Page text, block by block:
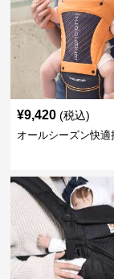
¥9,420 (税込)
オールシーズン快適